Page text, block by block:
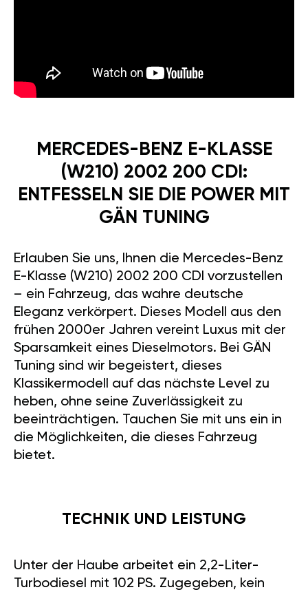
MERCEDES-BENZ E-KLASSE
(W210) 2002 200 CDI:
ENTFESSELN SIE DIE POWER MIT
GÄN TUNING
Erlauben Sie uns, Ihnen die Mercedes-Benz
E-Klasse (W210) 2002 200 CDI vorzustellen
– ein Fahrzeug, das wahre deutsche
Eleganz verkörpert. Dieses Modell aus den
frühen 2000er Jahren vereint Luxus mit der
Sparsamkeit eines Dieselmotors. Bei GÄN
Tuning sind wir begeistert, dieses
Klassikermodell auf das nächste Level zu
heben, ohne seine Zuverlässigkeit zu
beeinträchtigen. Tauchen Sie mit uns ein in
die Möglichkeiten, die dieses Fahrzeug
bietet.
TECHNIK UND LEISTUNG
Unter der Haube arbeitet ein 2,2-Liter-
Turbodiesel mit 102 PS. Zugegeben, kein